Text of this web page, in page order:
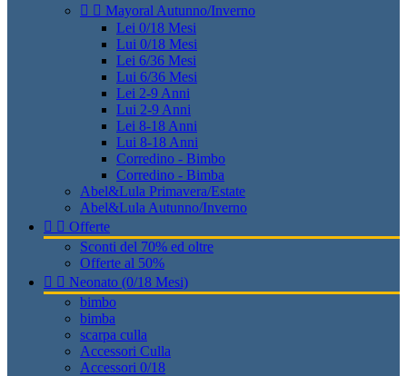
  Mayoral Autunno/Inverno
Lei 0/18 Mesi
Lui 0/18 Mesi
Lei 6/36 Mesi
Lui 6/36 Mesi
Lei 2-9 Anni
Lui 2-9 Anni
Lei 8-18 Anni
Lui 8-18 Anni
Corredino - Bimbo
Corredino - Bimba
Abel&Lula Primavera/Estate
Abel&Lula Autunno/Inverno
  Offerte
Sconti del 70% ed oltre
Offerte al 50%
  Neonato (0/18 Mesi)
bimbo
bimba
scarpa culla
Accessori Culla
Accessori 0/18